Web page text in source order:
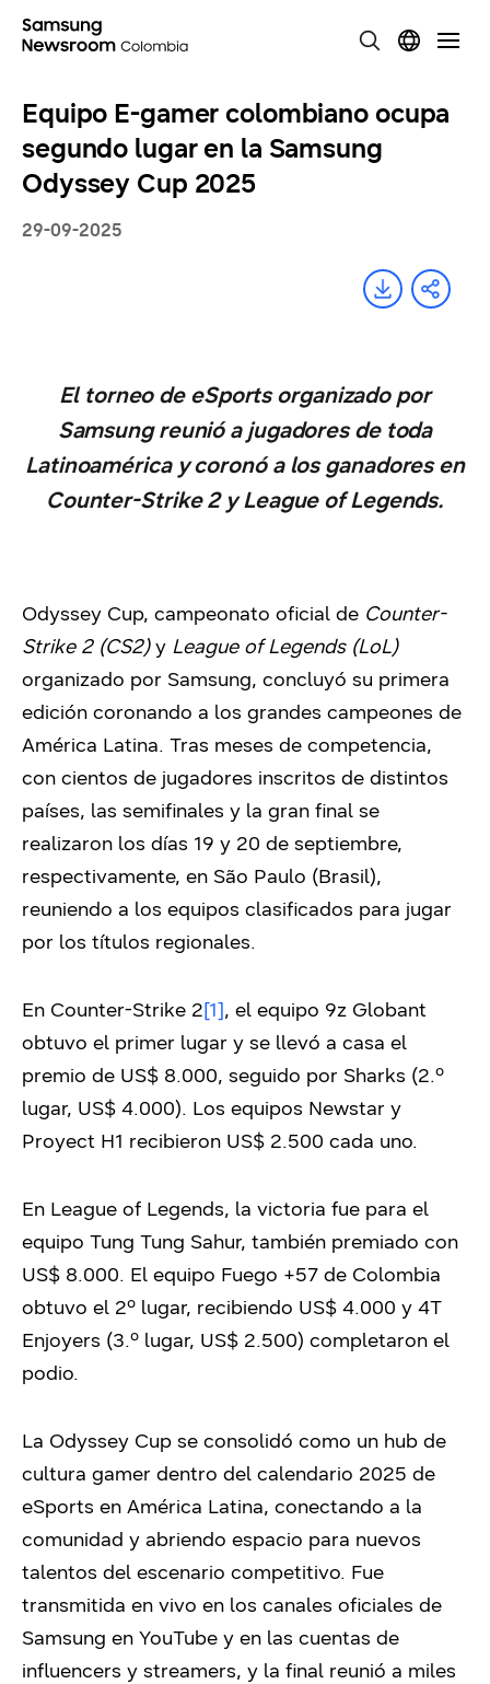
Equipo E-gamer colombiano ocupa
segundo lugar en la Samsung
Odyssey Cup 2025
29-09-2025
El torneo de eSports organizado por
Samsung reunió a jugadores de toda
Latinoamérica y coronó a los ganadores en
Counter-Strike 2 y League of Legends.
Odyssey Cup, campeonato oficial de Counter-
Strike 2 (CS2)y League of Legends (LoL)
organizado por Samsung, concluyó su primera
edición coronando a los grandes campeones de
América Latina. Tras meses de competencia,
con cientos de jugadores inscritos de distintos
países, las semifinales y la gran final se
realizaron los días 19 y 20 de septiembre,
respectivamente, en São Paulo (Brasil),
reuniendo a los equipos clasificados para jugar
por los títulos regionales.
En Counter-Strike 2[1], el equipo 9z Globant
obtuvo el primer lugar y se llevó a casa el
premio de US$ 8.000, seguido por Sharks (2.º
lugar, US$ 4.000). Los equipos Newstar y
Proyect H1 recibieron US$ 2.500 cada uno.
En League of Legends, la victoria fue para el
equipo Tung Tung Sahur, también premiado con
US$ 8.000. El equipo Fuego +57 de Colombia
obtuvo el 2º lugar, recibiendo US$ 4.000 y 4T
Enjoyers (3.º lugar, US$ 2.500) completaron el
podio.
La Odyssey Cup se consolidó como un hub de
cultura gamer dentro del calendario 2025 de
eSports en América Latina, conectando a la
comunidad y abriendo espacio para nuevos
talentos del escenario competitivo. Fue
transmitida en vivo en los canales oficiales de
Samsung en YouTube y en las cuentas de
influencers y streamers, y la final reunió a miles